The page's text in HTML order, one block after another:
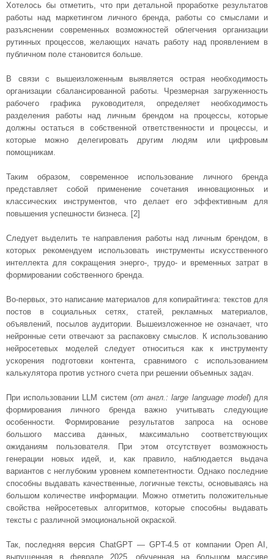
Хотелось бы отметить, что при детальной проработке результатов
работы над маркетингом личного бренда, работы со смыслами и
разъяснении современных возможностей облегчения организации
рутинных процессов, желающих начать работу над проявлением в
публичном поле становится больше.
В связи с вышеизложенным выявляется острая необходимость
организации сбалансированной работы. Чрезмерная загруженность
рабочего графика руководителя, определяет необходимость
разделения работы над личным брендом на процессы, которые
должны остаться в собственной ответственности и процессы, и
которые можно делегировать другим людям или цифровым
помощникам.
Таким образом, современное использование личного бренда
представляет собой применение сочетания инновационных и
классических инструментов, что делает его эффективным для
повышения успешности бизнеса. [2]
Следует выделить те направления работы над личным брендом, в
которых рекомендуем использовать инструменты искусственного
интеллекта для сокращения энерго-, трудо- и временных затрат в
формировании собственного бренда.
Во-первых, это написание материалов для копирайтинга: текстов для
постов в социальных сетях, статей, рекламных материалов,
объявлений, посылов аудитории. Вышеизложенное не означает, что
нейронные сети отвечают за распаковку смыслов. К использованию
нейросетевых моделей следует относиться как к инструменту
ускорения подготовки контента, сравнимого с использованием
калькулятора против устного счета при решении объемных задач.
При использовании LLM систем (от англ.: large language model) для
формирования личного бренда важно учитывать следующие
особенности. Формирование результатов запроса на основе
большого массива данных, максимально соответствующих
ожиданиям пользователя. При этом отсутствует возможность
генерации новых идей, и, как правило, наблюдается выдача
вариантов с неглубоким уровнем компетентности. Однако последние
способны выдавать качественные, логичные тексты, основываясь на
большом количестве информации. Можно отметить положительные
свойства нейросетевых алгоритмов, которые способны выдавать
тексты с различной эмоциональной окраской.
Так, последняя версия ChatGPT — GPT-4.5 от компании Open AI,
выпущенная в феврале 2025, обученная на большом массиве